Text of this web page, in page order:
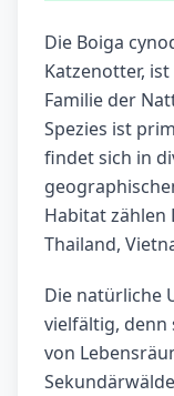
Die Boiga
Katzenotter,
Familie der
Spezies ist
findet sich in
Habitat zählen
Thailand,
Die natürliche
vielfältig, denn
von